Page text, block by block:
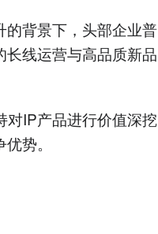
背景下，头部企业普
线运营与高品质新品
对IP产品进行价值深挖
势。